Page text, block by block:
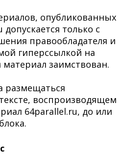
опубликованных
только с
правообладателя и
гиперссылкой на
заимствован.
размещаться
воспроизводящем
64parallel.ru, до или